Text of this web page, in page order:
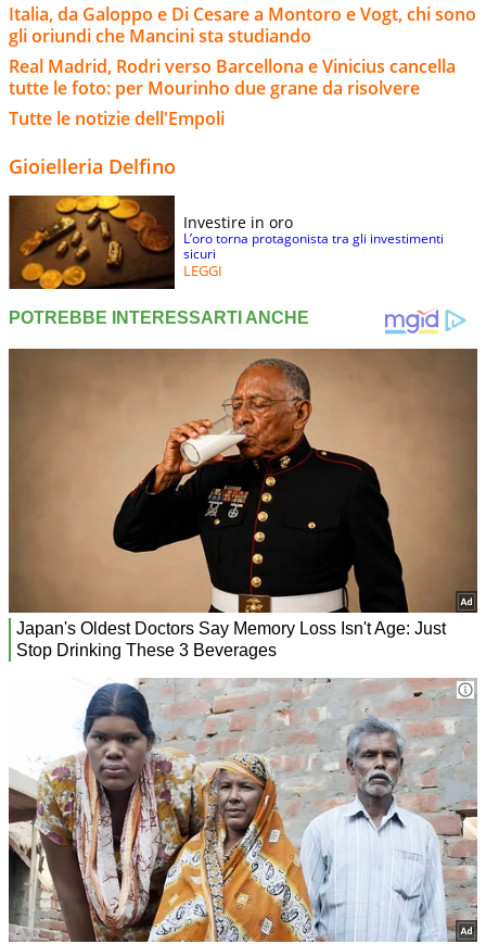
Italia, da Galoppo e Di Cesare a Montoro e Vogt, chi sono
gli oriundi che Mancini sta studiando
Real Madrid, Rodri verso Barcellona e Vinicius cancella
tutte le foto: per Mourinho due grane da risolvere
Tutte le notizie dell'Empoli
Gioielleria Delfino
Investire in oro
L’oro torna protagonista tra gli investimenti
sicuri
LEGGI